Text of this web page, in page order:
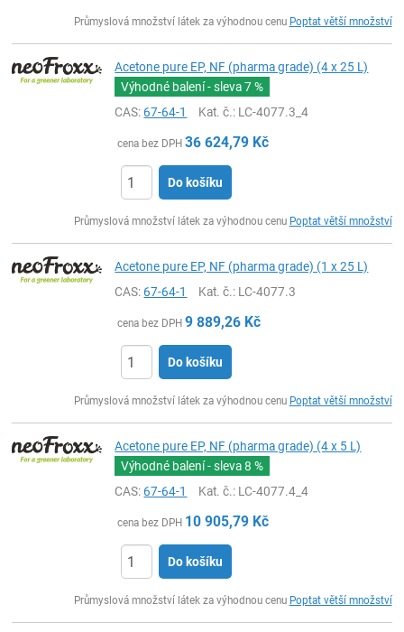
Průmyslová množství látek za výhodnou cenu Poptat větší množství
Acetone pure EP, NF (pharma grade) (4 x 25 L)
Výhodné balení - sleva7 %
CAS:67-64-1 Kat. č.: LC-4077.3_4
cena bez DPH 36 624,79 Kč
Do košíku
Průmyslová množství látek za výhodnou cenu Poptat větší množství
Acetone pure EP, NF (pharma grade) (1 x 25 L)
CAS:67-64-1 Kat. č.: LC-4077.3
cena bez DPH 9 889,26 Kč
Do košíku
Průmyslová množství látek za výhodnou cenu Poptat větší množství
Acetone pure EP, NF (pharma grade) (4 x 5 L)
Výhodné balení - sleva8 %
CAS:67-64-1 Kat. č.: LC-4077.4_4
cena bez DPH 10 905,79 Kč
Do košíku
Průmyslová množství látek za výhodnou cenu Poptat větší množství